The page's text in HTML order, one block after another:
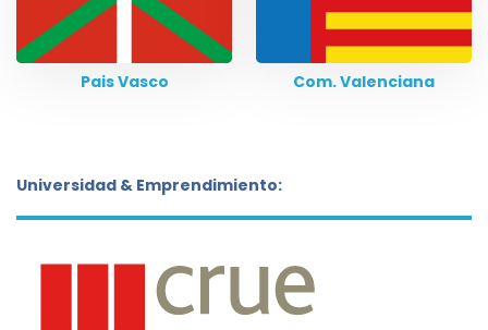
Pais Vasco Com. Valenciana
Universidad & Emprendimiento: